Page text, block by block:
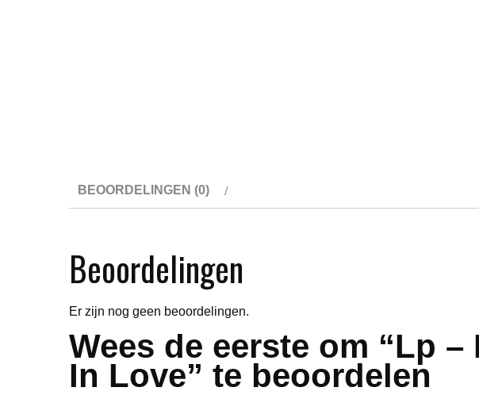
BEOORDELINGEN (0)
Beoordelingen
Er zijn nog geen beoordelingen.
Wees de eerste om “Lp
In Love” te beoordelen